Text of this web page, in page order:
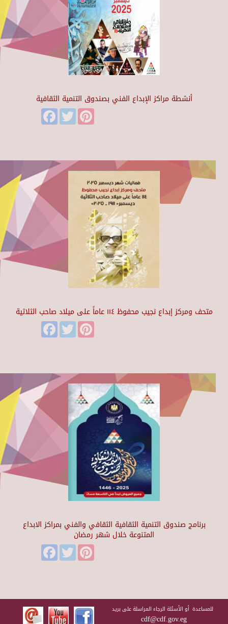
أنشطة مراكز الإبداع الفني بصندوق التنمية الثقافية
FacebookTwitter
متحف ومركز إبداع نجيب محفوظ ١١٤ عاماً على ميلاد صاحب الثلاثية
FacebookTwitter
برنامج صندوق التنمية الثقافية الثقافي والفني بمراكز الابداع
المتنوعة خلال شهر رمضان
FacebookTwitter
للمساعدة أو الأسئلة الرجاء المراسلة على بريد
cdf@cdf.gov.eg